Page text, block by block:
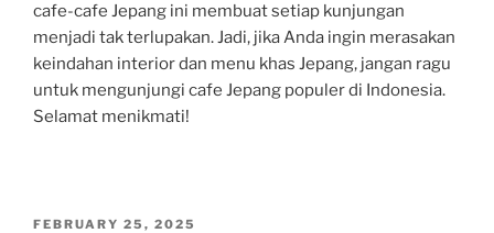
cafe-cafe Jepang ini membuat setiap kunjungan
menjadi tak terlupakan. Jadi, jika Anda ingin merasakan
keindahan interior dan menu khas Jepang, jangan ragu
untuk mengunjungi cafe Jepang populer di Indonesia.
Selamat menikmati!
POSTED
FEBRUARY 25, 2025